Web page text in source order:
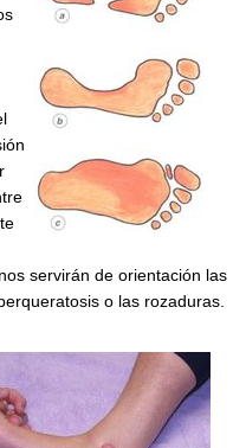
servirán de orientación las
o las rozaduras.